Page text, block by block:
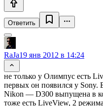
Ответить
RaJa19 янв 2012 в 14:24
не только у Олимпус есть
первых он появился у Sony.
Nikon — D300 выпущена в
тоже есть LiveView, 2